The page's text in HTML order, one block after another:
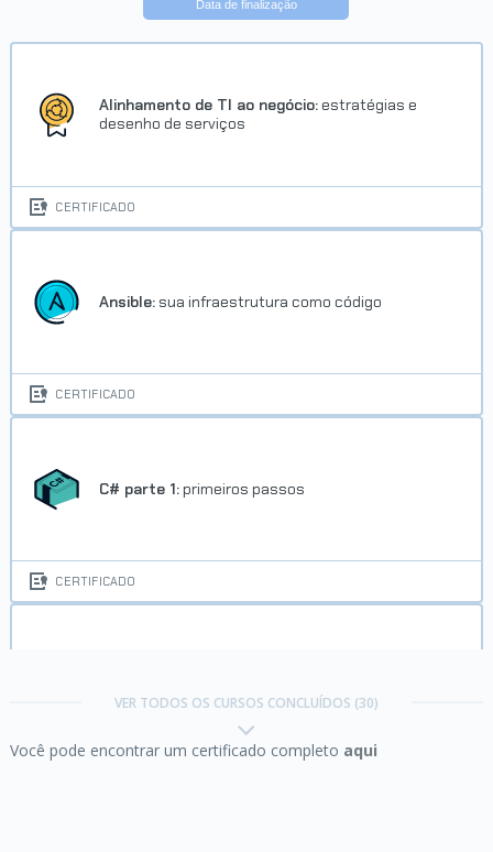
Data de finalização
Alinhamento de TI ao negócio: estratégias e
desenho de serviços
CERTIFICADO
Ansible: sua infraestrutura como código
CERTIFICADO
C# parte 1: primeiros passos
CERTIFICADO
VER TODOS OS CURSOS CONCLUÍDOS (30)
Você pode encontrar um certificado completo aqui